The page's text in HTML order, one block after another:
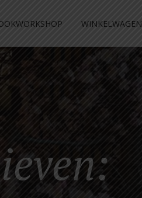
WINKELWAGEN